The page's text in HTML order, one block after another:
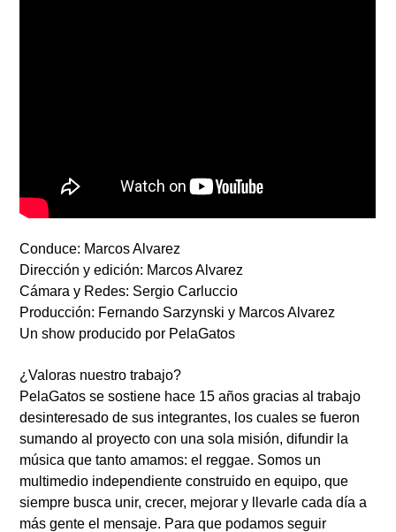
Conduce: Marcos Alvarez
Dirección y edición: Marcos Alvarez
Cámara y Redes: Sergio Carluccio
Producción: Fernando Sarzynski y Marcos Alvarez
Un show producido por PelaGatos
¿Valoras nuestro trabajo?
PelaGatos se sostiene hace 15 años gracias al trabajo
desinteresado de sus integrantes, los cuales se fueron
sumando al proyecto con una sola misión, difundir la
música que tanto amamos: el reggae. Somos un
multimedio independiente construido en equipo, que
siempre busca unir, crecer, mejorar y llevarle cada día a
más gente el mensaje. Para que podamos seguir